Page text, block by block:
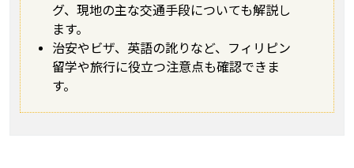
グ、現地の主な交通手段についても解説し
ます。
治安やビザ、英語の訛りなど、フィリピン
留学や旅行に役立つ注意点も確認できま
す。